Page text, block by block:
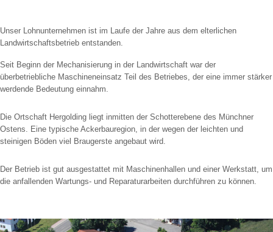
Unser Lohnunternehmen ist im Laufe der Jahre aus dem elterlichen
Landwirtschaftsbetrieb entstanden.
Seit Beginn der Mechanisierung in der Landwirtschaft war der
überbetriebliche Maschineneinsatz Teil des Betriebes, der eine immer stärker
werdende Bedeutung einnahm.
Die Ortschaft Hergolding liegt inmitten der Schotterebene des Münchner
Ostens. Eine typische Ackerbauregion, in der wegen der leichten und
steinigen Böden viel Braugerste angebaut wird.
Der Betrieb ist gut ausgestattet mit Maschinenhallen und einer Werkstatt, um
die anfallenden Wartungs- und Reparaturarbeiten durchführen zu können.